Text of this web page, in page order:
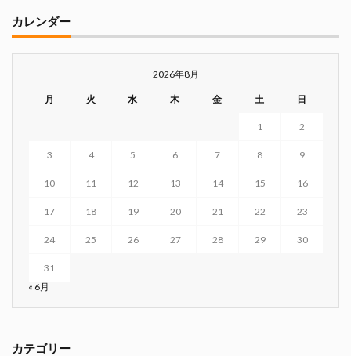
カレンダー
2026年8月
月 火 水 木 金 土 日
1 2
3 4 5 6 7 8 9
10 11 12 13 14 15 16
17 18 19 20 21 22 23
24 25 26 27 28 29 30
31
« 6月
カテゴリー